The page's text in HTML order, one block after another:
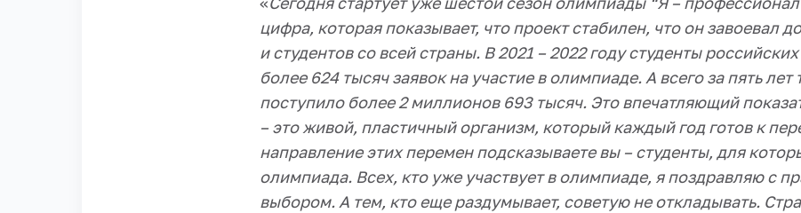
цифра, которая показывает, что проект стабилен, что он завоевал
и студентов со всей страны. В 2021 – 2022 году студенты
более 624 тысяч заявок на участие в олимпиаде. А всего за пять лет
поступило более 2 миллионов 693 тысяч. Это впечатляющий
– это живой, пластичный организм, который каждый год готов к
направление этих перемен подсказываете вы – студенты, для
олимпиада. Всех, кто уже участвует в олимпиаде, я поздравляю с
выбором. А тем, кто еще раздумывает, советую не откладывать.